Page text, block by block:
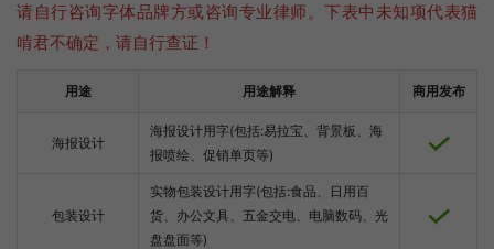
请自行咨询字体品牌方或咨询专业律师。下表中未知项代表猫
啃君不确定，请自行查证！
用途 用途解释 商用发布
海报设计
海报设计用字(包括:易拉宝、背景板、海
报喷绘、促销单页等)
包装设计
实物包装设计用字(包括:食品、日用百
货、办公文具、五金交电、电脑数码、光
盘盘面等)